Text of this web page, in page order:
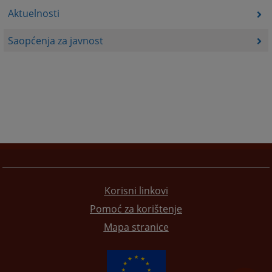
Aktuelnosti
Saopćenja za javnost
Korisni linkovi
Pomoć za korištenje
Mapa stranice